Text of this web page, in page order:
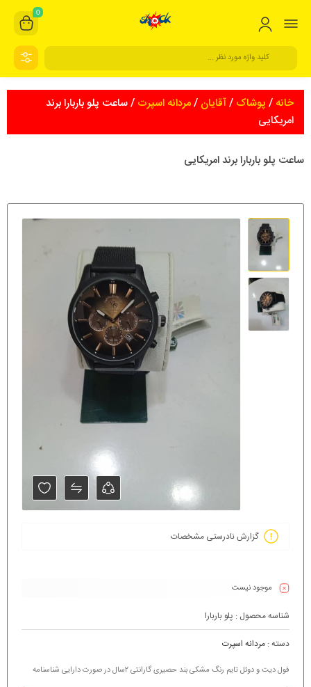
0
خانه / پوشاک /آقایان /مردانه اسپرت / ساعت پلو باربارا برند
امریکایی
ساعت پلو باربارا برند امریکایی
گزارش نادرستی مشخصات
موجود نیست
شناسه محصول : پلو باربارا
دسته : مردانه اسپرت
فول دیت و دوئل تایم رنگ مشکی بند حصیری گارانتی ۲سال در صورت دارایی شناسنامه